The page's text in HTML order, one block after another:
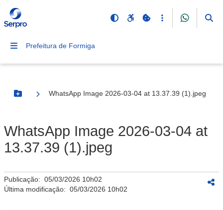
Prefeitura de Formiga
Botão Menu
WhatsApp Image 2026-03-04 at 13.37.39 (1).jpeg
WhatsApp Image 2026-03-04 at
13.37.39 (1).jpeg
Publicação: 05/03/2026 10h02
Última modificação: 05/03/2026 10h02